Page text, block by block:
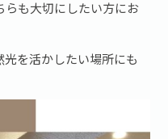
らも大切にしたい方にお
を活かしたい場所にも